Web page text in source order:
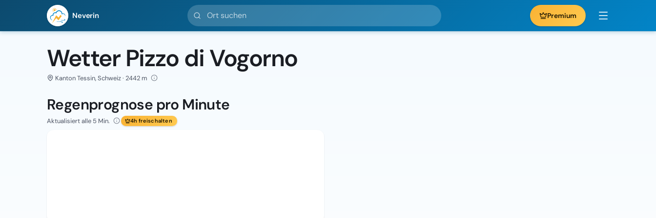
Neverin
Ort suchen
Premium
Wetter Pizzo di Vogorno
Kanton Tessin, Schweiz · 2442 m
Regenprognose pro Minute
Aktualisiert alle 5 Min. 4h freischalten